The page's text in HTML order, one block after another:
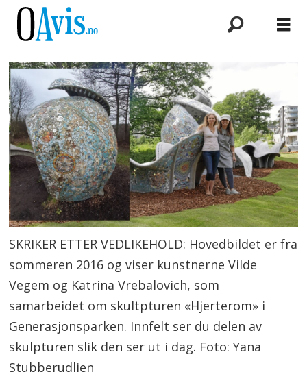
SKRIKER ETTER VEDLIKEHOLD: Hovedbildet er fra
sommeren 2016 og viser kunstnerne Vilde
Vegem og Katrina Vrebalovich, som
samarbeidet om skultpturen «Hjerterom» i
Generasjonsparken. Innfelt ser du delen av
skulpturen slik den ser ut i dag. Foto: Yana
Stubberudlien